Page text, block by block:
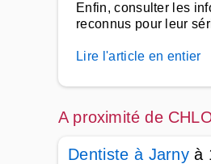
Enfin, consulter les
reconnus pour leur
Lire l'article en entier
A proximité de
Dentiste à Jarny à